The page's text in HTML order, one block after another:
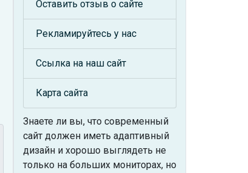
Оставить отзыв о сайте
Рекламируйтесь у нас
Ссылка на наш сайт
Карта сайта
Знаете ли вы, что современный
сайт должен иметь адаптивный
дизайн и хорошо выглядеть не
только на больших мониторах, но